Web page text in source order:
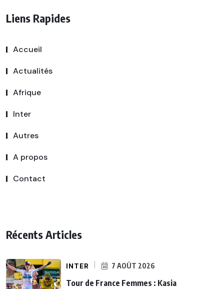
Liens Rapides
Accueil
Actualités
Afrique
Inter
Autres
A propos
Contact
Récents Articles
INTER 7 AOÛT 2026
Tour de France Femmes : Kasia